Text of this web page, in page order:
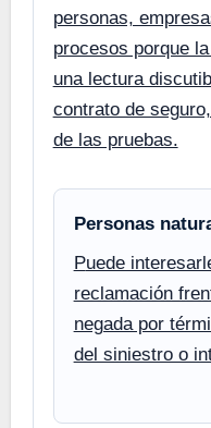
personas,
procesos porque
una lectura
contrato de
de las pruebas.
Personas
Puede interesarles cuando una
reclamación
negada por
del siniestro o